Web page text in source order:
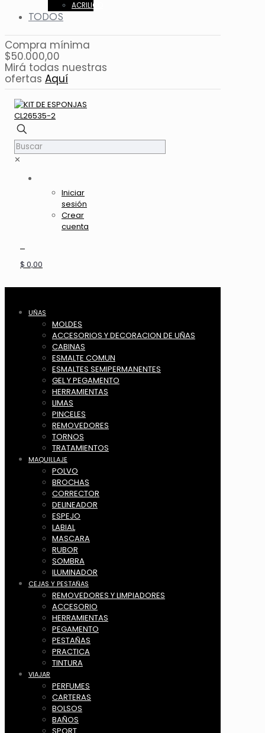
ACRILICO
TODOS
Compra mínima
$50.000,00
Mirá todas nuestras
ofertas Aquí
✕
Iniciar
sesión
Crear
cuenta
$ 0,00
UÑAS
MOLDES
ACCESORIOS Y DECORACION DE UÑAS
CABINAS
ESMALTE COMUN
ESMALTES SEMIPERMANENTES
GEL Y PEGAMENTO
HERRAMIENTAS
LIMAS
PINCELES
REMOVEDORES
TORNOS
TRATAMIENTOS
MAQUILLAJE
POLVO
BROCHAS
CORRECTOR
DELINEADOR
ESPEJO
LABIAL
MASCARA
RUBOR
SOMBRA
ILUMINADOR
CEJAS Y PESTAÑAS
REMOVEDORES Y LIMPIADORES
ACCESORIO
HERRAMIENTAS
PEGAMENTO
PESTAÑAS
PRACTICA
TINTURA
VIAJAR
PERFUMES
CARTERAS
BOLSOS
BAÑOS